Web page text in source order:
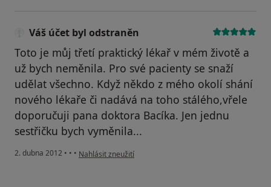
Váš účet byl odstraněn
Toto je můj třetí praktický lékař v mém životě a
už bych neměnila. Pro své pacienty se snaží
udělat všechno. Když někdo z mého okolí shání
nového lékaře či nadává na toho stálého,vřele
doporučuji pana doktora Bacíka. Jen jednu
sestřičku bych vyměnila...
2. dubna 2012 • • • podle názoru uživatele Váš účet byl odstraněn
Nahlásit zneužití